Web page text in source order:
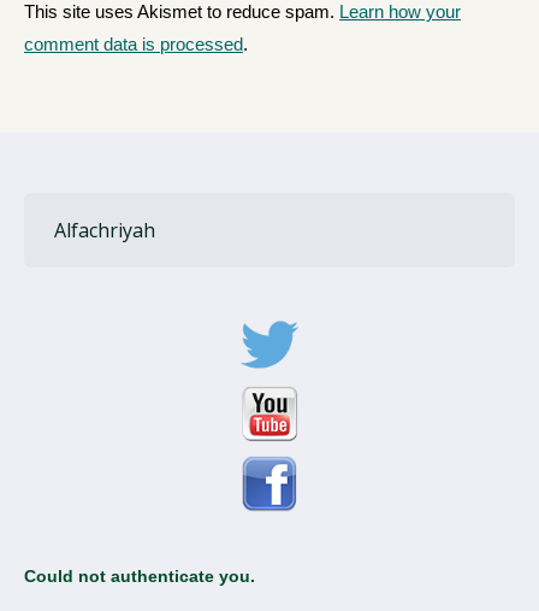
This site uses Akismet to reduce spam. Learn how your
comment data is processed.
Alfachriyah
Could not authenticate you.